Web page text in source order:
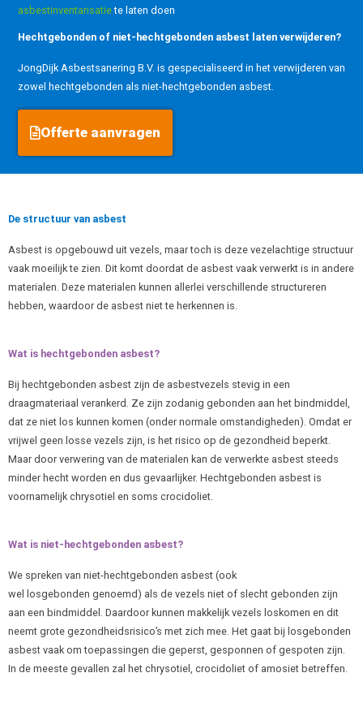
De structuur van asbest
Asbest is opgebouwd uit vezels, maar toch is deze vezelachtige structuur
vaak moeilijk te zien. Dit komt doordat de asbest vaak verwerkt is in andere
materialen. Deze materialen kunnen allerlei verschillende structureren
hebben, waardoor de asbest niet te herkennen is.
Wat is hechtgebonden asbest?
Bij hechtgebonden asbest zijn de asbestvezels stevig in een
draagmateriaal verankerd. Ze zijn zodanig gebonden aan het bindmiddel,
dat ze niet los kunnen komen (onder normale omstandigheden). Omdat er
vrijwel geen losse vezels zijn, is het risico op de gezondheid beperkt.
Maar door verwering van de materialen kan de verwerkte asbest steeds
minder hecht worden en dus gevaarlijker. Hechtgebonden asbest is
voornamelijk chrysotiel en soms crocidoliet.
Wat is niet-hechtgebonden asbest?
We spreken van niet-hechtgebonden asbest (ook
wel losgebonden genoemd) als de vezels niet of slecht gebonden zijn
aan een bindmiddel. Daardoor kunnen makkelijk vezels loskomen en dit
neemt grote gezondheidsrisico’s met zich mee. Het gaat bij losgebonden
asbest vaak om toepassingen die geperst, gesponnen of gespoten zijn.
In de meeste gevallen zal het chrysotiel, crocidoliet of amosiet betreffen.
asbestinventarisatiete laten doen
Hechtgebonden of niet-hechtgebonden asbest laten verwijderen?
JongDijk Asbestsanering B.V. is gespecialiseerd in het verwijderen van
zowel hechtgebonden als niet-hechtgebonden asbest.
Offerte aanvragen